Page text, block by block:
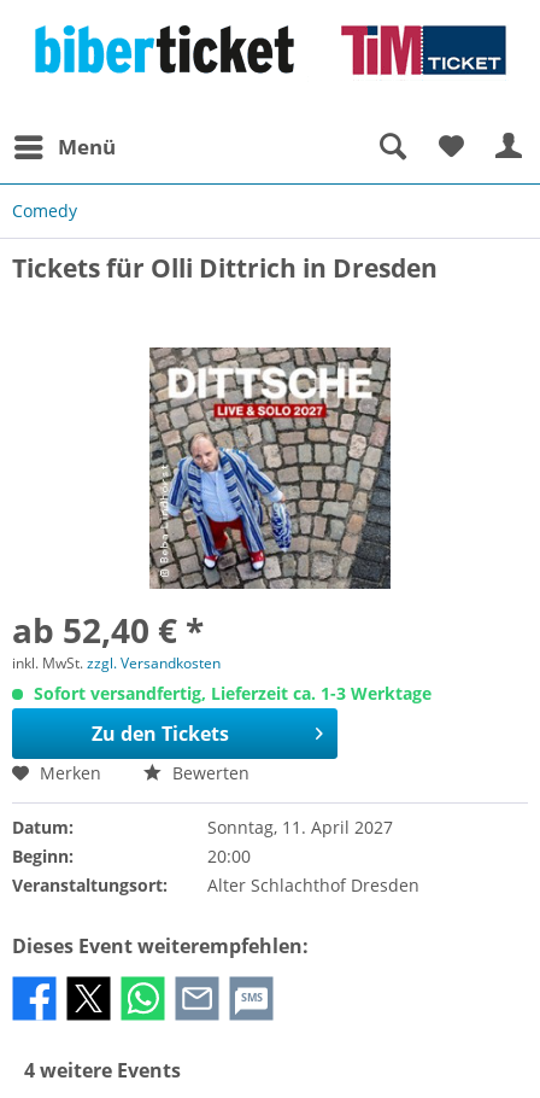
Menü
Comedy
Tickets für Olli Dittrich in Dresden
ab 52,40 € *
inkl. MwSt.zzgl. Versandkosten
Sofort versandfertig, Lieferzeit ca. 1-3 Werktage
Zu den Tickets
Merken Bewerten
Datum:
Sonntag, 11. April 2027
Beginn:
20:00
Veranstaltungsort:
Alter Schlachthof Dresden
Dieses Event weiterempfehlen:
SMS
4 weitere Events